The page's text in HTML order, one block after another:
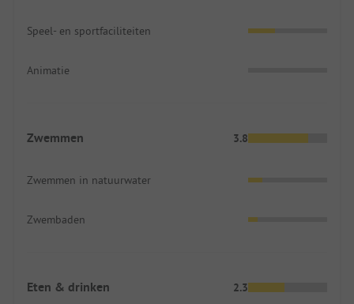
Speel- en sportfaciliteiten
Animatie
Zwemmen 3.8
Zwemmen in natuurwater
Zwembaden
Eten & drinken 2.3